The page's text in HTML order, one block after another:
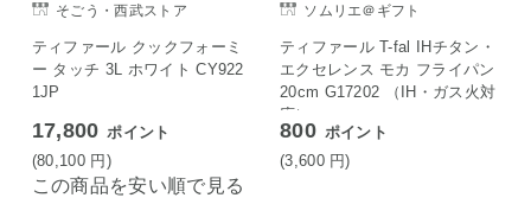
そごう・西武ストア
ティファール クックフォーミ
ー タッチ 3L ホワイト CY922
1JP
17,800 ポイント
(80,100 円 )
この商品を安い順で見る
ソムリエ＠ギフト
ティファール T-fal IHチタン・
エクセレンス モカ フライパン
20cm G17202 （IH・ガス火対
応）
800 ポイント
(3,600 円)